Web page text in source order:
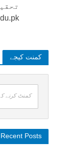
کمنت کیجے
کمنٹ کرنے
Recent Posts